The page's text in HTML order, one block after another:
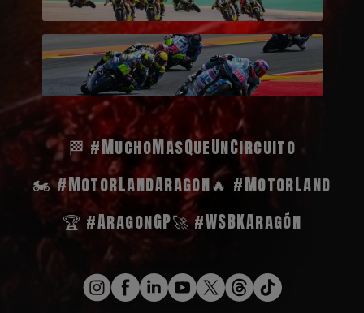
🏁 #MuchoMasQueUnCircuito
🏍️ #MotorLandAragon🔥 #MotorLand
🏆 #AragonGP🚀 #WSBKAragón